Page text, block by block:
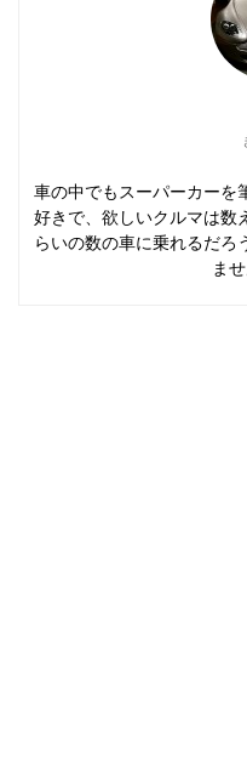
車の中でもスーパーカーを
好きで、欲しいクルマは数
らいの数の車に乗れるだろ
ま